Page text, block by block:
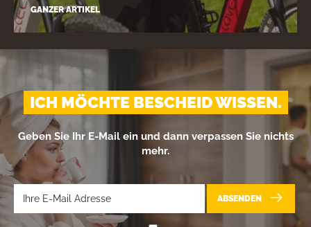
GANZER ARTIKEL
ICH MÖCHTE BESCHEID WISSEN.
Geben Sie Ihr E-Mail ein und dann verpassen Sie nichts
mehr.
ABSENDEN